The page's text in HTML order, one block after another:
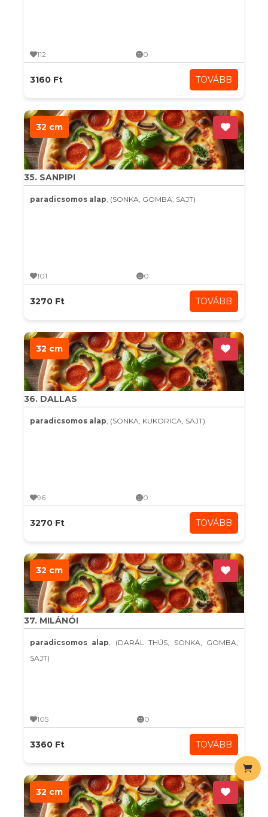
112 0
3160 Ft TOVÁBB
32 cm
35. SANPIPI
paradicsomos alap, (SONKA, GOMBA, SAJT)
101 0
3270 Ft TOVÁBB
32 cm
36. DALLAS
paradicsomos alap, (SONKA, KUKORICA, SAJT)
96 0
3270 Ft TOVÁBB
32 cm
37. MILÁNÓI
paradicsomos alap, (DARÁL THÚS, SONKA, GOMBA,
SAJT)
105 0
3360 Ft TOVÁBB
32 cm